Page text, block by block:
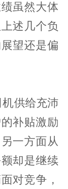
虽然大体
述几个负
望还是偏
供给充沛
补贴激励
一方面从
却是继续
对竞争，